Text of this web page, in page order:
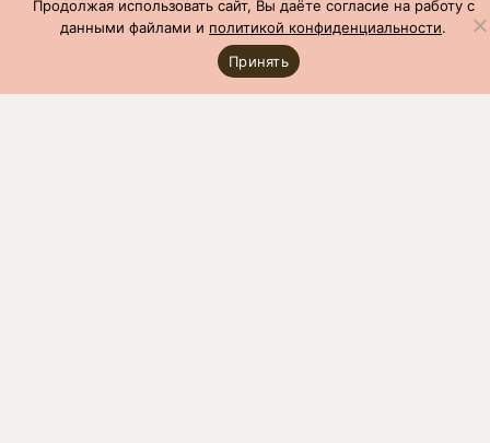
Продолжая использовать сайт, Вы даёте согласие на работу с
данными файлами и политикой конфиденциальности.
Принять